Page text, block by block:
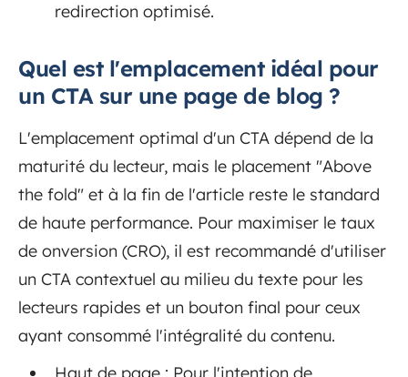
redirection optimisé.
Quel est l'emplacement idéal pour
un CTA sur une page de blog ?
L'emplacement optimal d'un CTA dépend de la
maturité du lecteur, mais le placement "Above
the fold" et à la fin de l'article reste le standard
de haute performance. Pour maximiser le taux
de onversion (CRO), il est recommandé d'utiliser
un CTA contextuel au milieu du texte pour les
lecteurs rapides et un bouton final pour ceux
ayant consommé l'intégralité du contenu.